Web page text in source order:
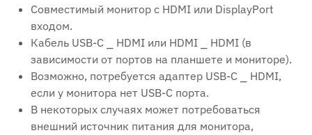
Совместимый монитор с HDMI или DisplayPort
входом.
Кабель USB-C ⎯ HDMI или HDMI ⎯ HDMI (в
зависимости от портов на планшете и мониторе).
Возможно, потребуется адаптер USB-C ⎯ HDMI,
если у монитора нет USB-C порта.
В некоторых случаях может потребоваться
внешний источник питания для монитора,